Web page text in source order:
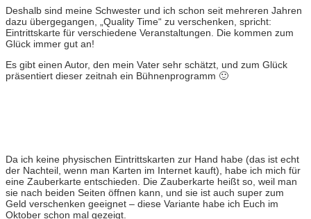
Deshalb sind meine Schwester und ich schon seit mehreren Jahren
dazu übergegangen, „Quality Time“ zu verschenken, spricht:
Eintrittskarte für verschiedene Veranstaltungen. Die kommen zum
Glück immer gut an!
Es gibt einen Autor, den mein Vater sehr schätzt, und zum Glück
präsentiert dieser zeitnah ein Bühnenprogramm 🙂
Da ich keine physischen Eintrittskarten zur Hand habe (das ist echt
der Nachteil, wenn man Karten im Internet kauft), habe ich mich für
eine Zauberkarte entschieden. Die Zauberkarte heißt so, weil man
sie nach beiden Seiten öffnen kann, und sie ist auch super zum
Geld verschenken geeignet – diese Variante habe ich Euch im
Oktober schon mal gezeigt.